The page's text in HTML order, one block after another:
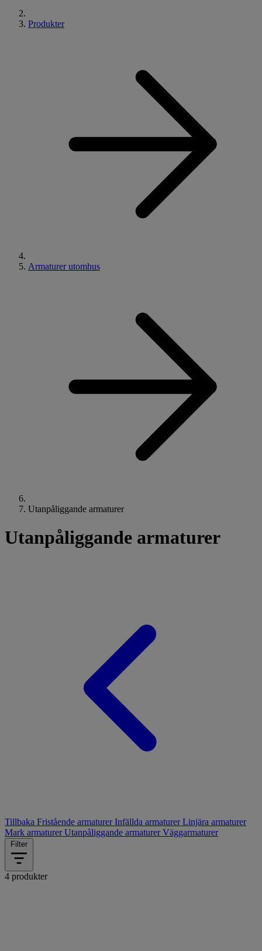
Produkter
Armaturer utomhus
Utanpåliggande armaturer
Utanpåliggande armaturer
Tillbaka Fristående armaturerInfällda armaturerLinjära armaturer
Mark armaturerUtanpåliggande armaturerVäggarmaturer
Filter
4 produkter